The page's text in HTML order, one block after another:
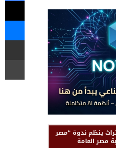
ينظم ندوة “مصر
مصر العامة